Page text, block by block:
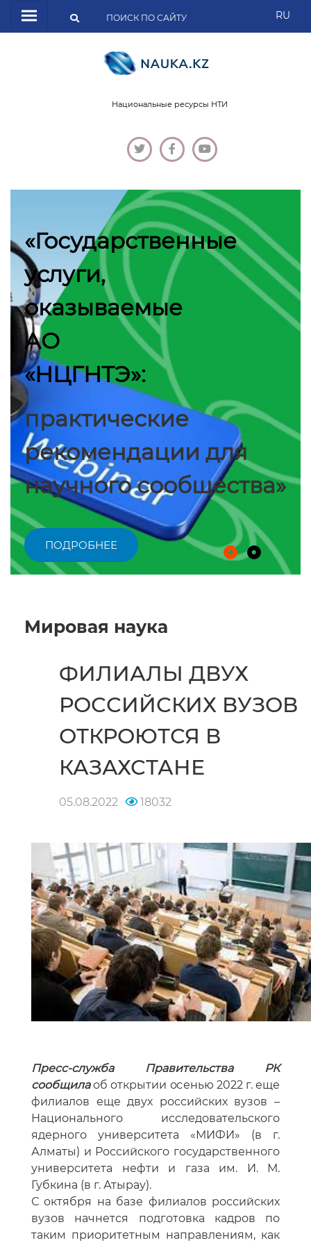
RU
Национальные ресурсы НТИ
«Государственные
услуги,
оказываемые
АО
«НЦГНТЭ»:
практические
рекомендации для
научного сообщества»
ПОДРОБНЕЕ
Мировая наука
ФИЛИАЛЫ ДВУХ
РОССИЙСКИХ ВУЗОВ
ОТКРОЮТСЯ В
КАЗАХСТАНЕ
05.08.2022 18032
Пресс-служба Правительства РК
сообщилаоб открытии осенью 2022 г. еще
филиалов еще двух российских вузов –
Национального исследовательского
ядерного университета «МИФИ» (в г.
Алматы) и Российского государственного
университета нефти и газа им. И. М.
Губкина (в г. Атырау).
С октября на базе филиалов российских
вузов начнется подготовка кадров по
таким приоритетным направлениям, как